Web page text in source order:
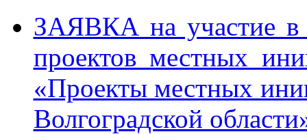
ЗАЯВКА на участие в
проектов местных
«Проекты местных
Волгоградской